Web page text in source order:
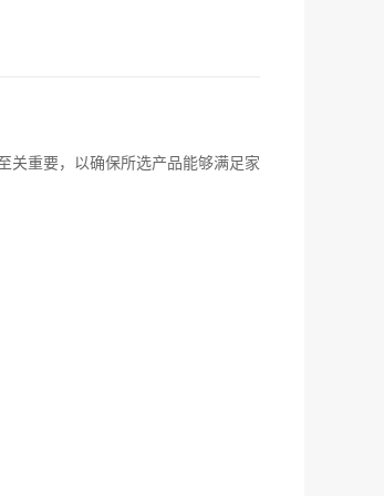
关重要，以确保所选产品能够满足家